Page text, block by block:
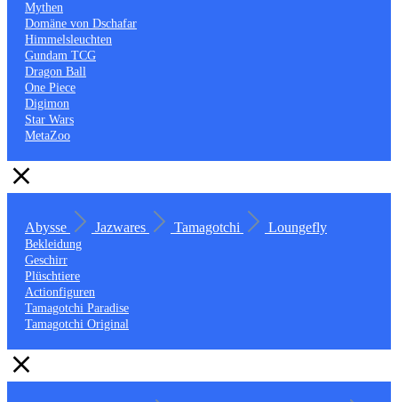
Mythen
Domäne von Dschafar
Himmelsleuchten
Gundam TCG
Dragon Ball
One Piece
Digimon
Star Wars
MetaZoo
Abysse Jazwares Tamagotchi Loungefly
Bekleidung
Geschirr
Plüschtiere
Actionfiguren
Tamagotchi Paradise
Tamagotchi Original